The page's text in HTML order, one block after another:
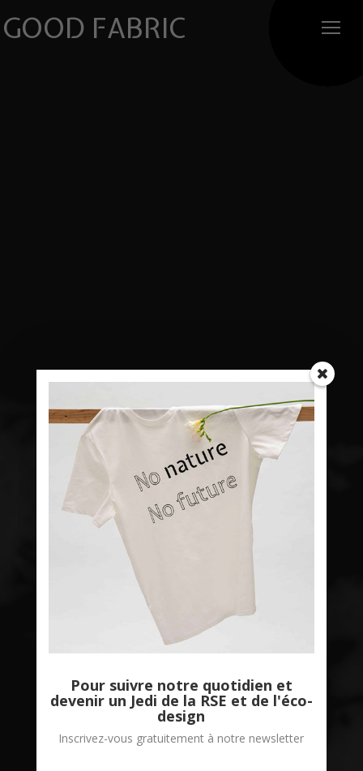
GOOD FABRIC
Pour suivre notre quotidien et
devenir un Jedi de la RSE et de l'éco-
design
Inscrivez-vous gratuitement à notre newsletter